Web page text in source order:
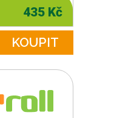
435 Kč
KOUPIT